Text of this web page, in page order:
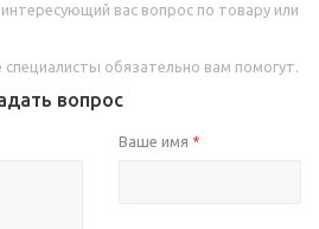
вас вопрос по товару или
обязательно вам помогут.
вопрос
Ваше имя *